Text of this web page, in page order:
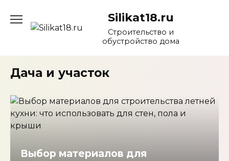
содержанию
Silikat18.ru
Строительство и
обустройство дома
Дача и участок
Выбор материалов для